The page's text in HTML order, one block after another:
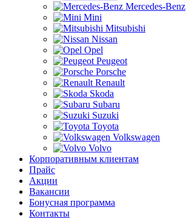
Mercedes-Benz
Mini
Mitsubishi
Nissan
Opel
Peugeot
Porsche
Renault
Skoda
Subaru
Suzuki
Toyota
Volkswagen
Volvo
Корпоративным клиентам
Прайс
Акции
Вакансии
Бонусная программа
Контакты